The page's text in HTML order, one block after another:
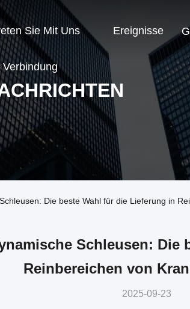
Sie Mit Uns
Verbindung
Ereignisse
Die beste Wahl für die Lieferung in
Schleusen: Die
Reinbereichen von
2025-09-23